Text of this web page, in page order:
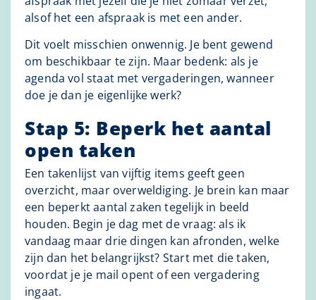
alsof het een afspraak is met een ander.
Dit voelt misschien onwennig. Je bent gewend
om beschikbaar te zijn. Maar bedenk: als je
agenda vol staat met vergaderingen, wanneer
doe je dan je eigenlijke werk?
Stap 5: Beperk het aantal
open taken
Een takenlijst van vijftig items geeft geen
overzicht, maar overweldiging. Je brein kan maar
een beperkt aantal zaken tegelijk in beeld
houden. Begin je dag met de vraag: als ik
vandaag maar drie dingen kan afronden, welke
zijn dan het belangrijkst? Start met die taken,
voordat je je mail opent of een vergadering
ingaat.